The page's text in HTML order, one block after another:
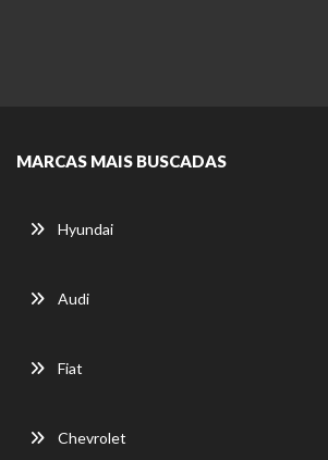
MARCAS MAIS BUSCADAS
Hyundai
Audi
Fiat
Chevrolet